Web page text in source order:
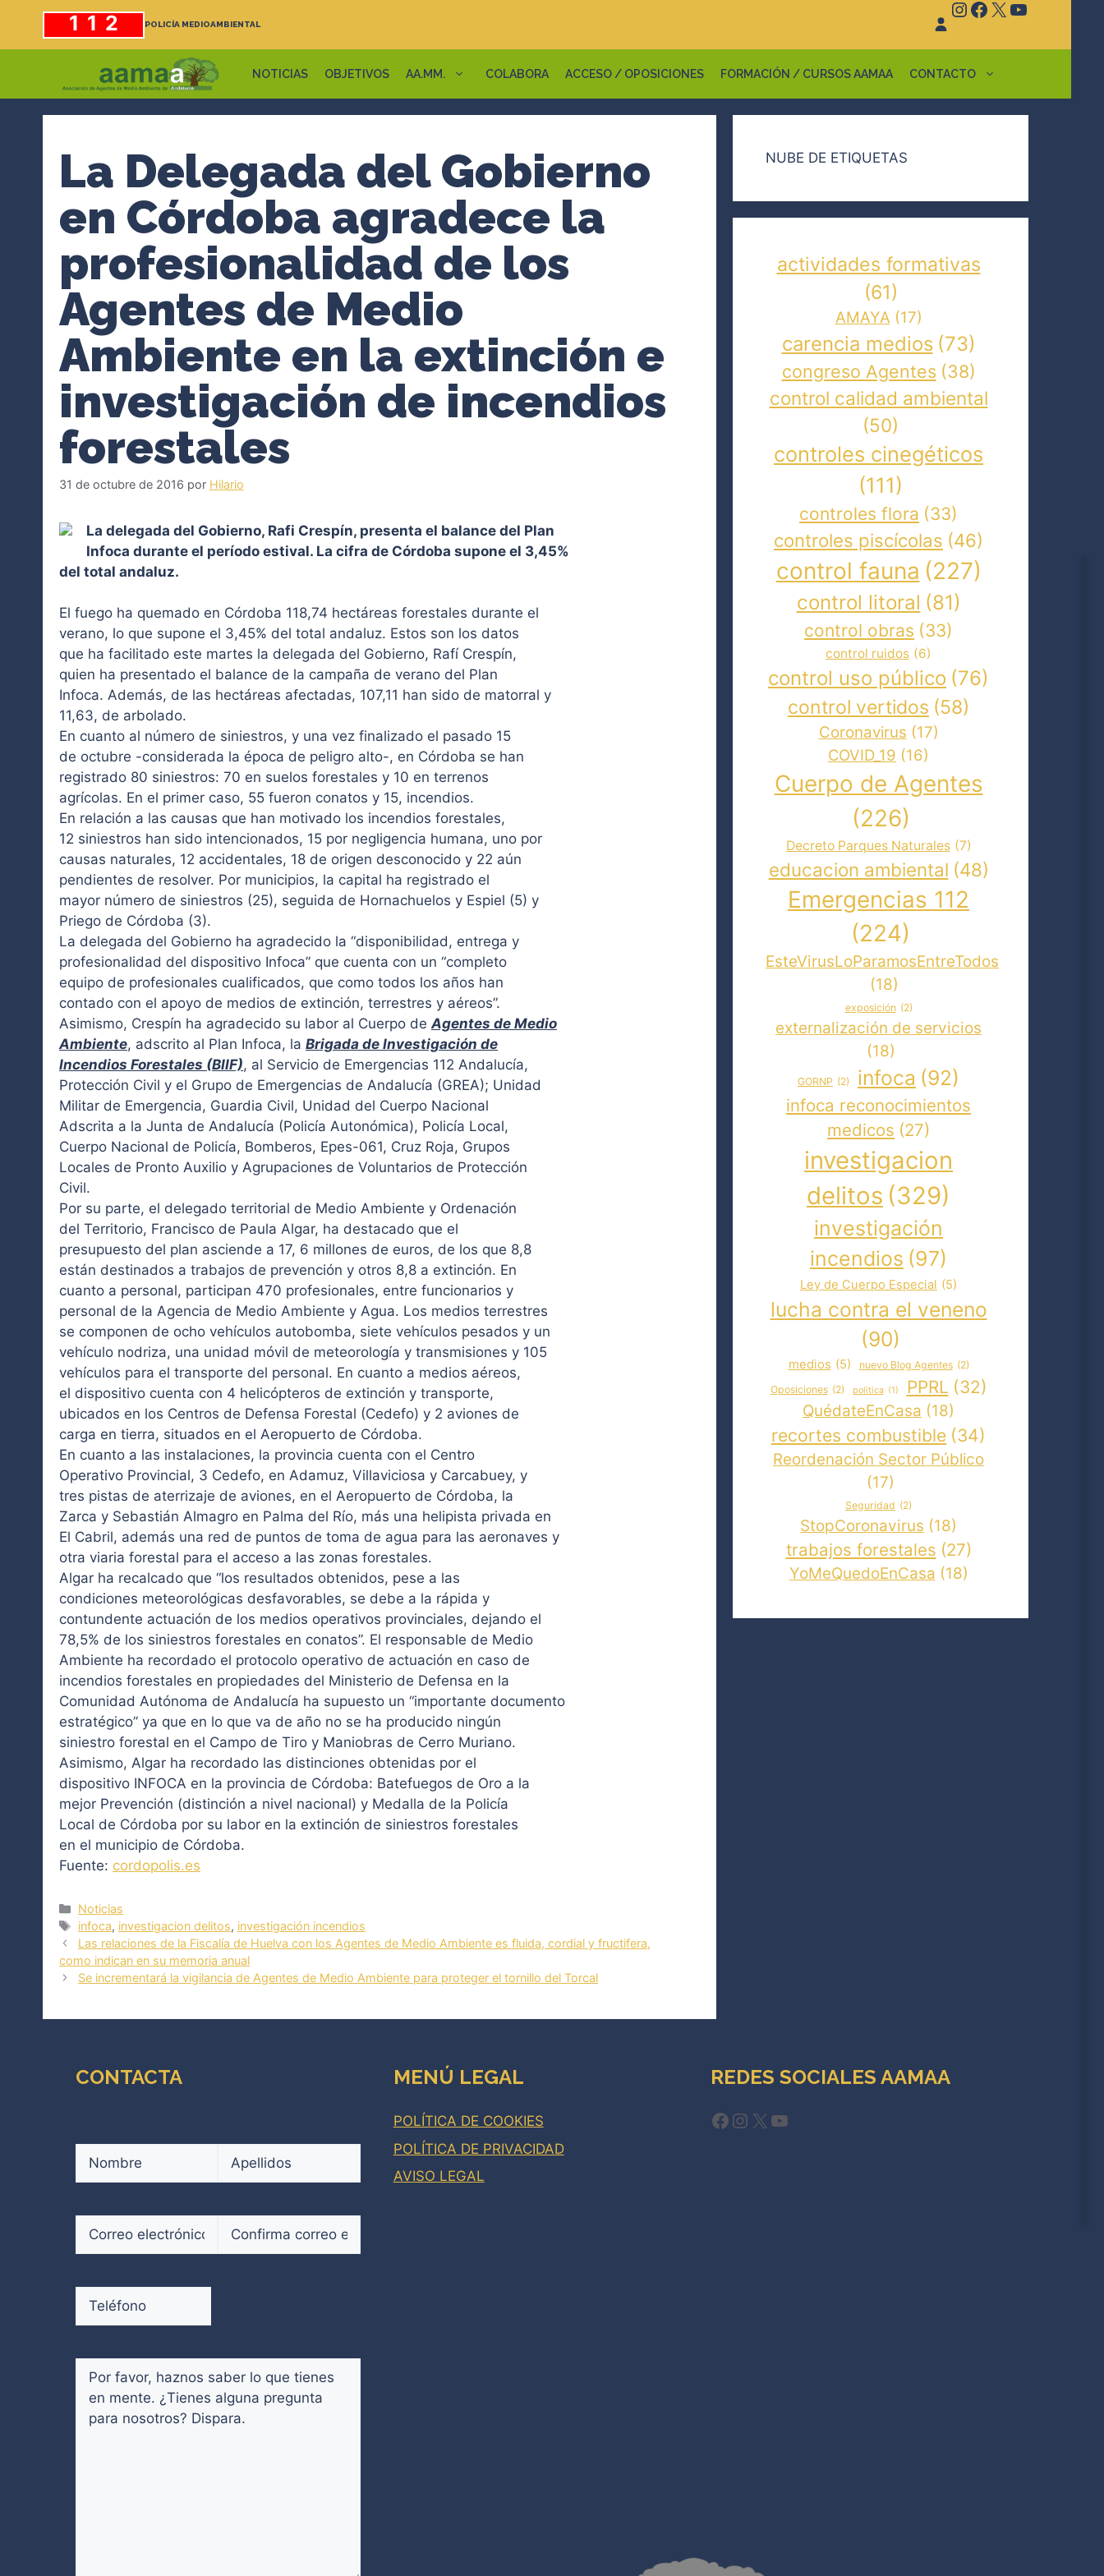
contenido
112 POLICÍA MEDIOAMBIENTAL
Instagram
Facebook
X YouTube
NOTICIAS OBJETIVOS AA.MM. COLABORA ACCESO / OPOSICIONES FORMACIÓN / CURSOS AAMAA CONTACTO
La Delegada del Gobierno
en Córdoba agradece la
profesionalidad de los
Agentes de Medio
Ambiente en la extinción e
investigación de incendios
forestales
31 de octubre de 2016 por Hilario
La delegada del Gobierno, Rafi Crespín, presenta el balance del Plan
Infoca durante el período estival. La cifra de Córdoba supone el 3,45%
del total andaluz.
El fuego ha quemado en Córdoba 118,74 hectáreas forestales durante el
verano, lo que supone el 3,45% del total andaluz. Estos son los datos
que ha facilitado este martes la delegada del Gobierno, Rafí Crespín,
quien ha presentado el balance de la campaña de verano del Plan
Infoca. Además, de las hectáreas afectadas, 107,11 han sido de matorral y
11,63, de arbolado.
En cuanto al número de siniestros, y una vez finalizado el pasado 15
de octubre -considerada la época de peligro alto-, en Córdoba se han
registrado 80 siniestros: 70 en suelos forestales y 10 en terrenos
agrícolas. En el primer caso, 55 fueron conatos y 15, incendios.
En relación a las causas que han motivado los incendios forestales,
12 siniestros han sido intencionados, 15 por negligencia humana, uno por
causas naturales, 12 accidentales, 18 de origen desconocido y 22 aún
pendientes de resolver. Por municipios, la capital ha registrado el
mayor número de siniestros (25), seguida de Hornachuelos y Espiel (5) y
Priego de Córdoba (3).
La delegada del Gobierno ha agradecido la “disponibilidad, entrega y
profesionalidad del dispositivo Infoca” que cuenta con un “completo
equipo de profesionales cualificados, que como todos los años han
contado con el apoyo de medios de extinción, terrestres y aéreos”.
Asimismo, Crespín ha agradecido su labor al Cuerpo deAgentes de Medio
Ambiente, adscrito al Plan Infoca, la Brigada de Investigación de
Incendios Forestales (BIIF), al Servicio de Emergencias 112 Andalucía,
Protección Civil y el Grupo de Emergencias de Andalucía (GREA); Unidad
Militar de Emergencia, Guardia Civil, Unidad del Cuerpo Nacional
Adscrita a la Junta de Andalucía (Policía Autonómica), Policía Local,
Cuerpo Nacional de Policía, Bomberos, Epes-061, Cruz Roja, Grupos
Locales de Pronto Auxilio y Agrupaciones de Voluntarios de Protección
Civil.
Por su parte, el delegado territorial de Medio Ambiente y Ordenación
del Territorio, Francisco de Paula Algar, ha destacado que el
presupuesto del plan asciende a 17, 6 millones de euros, de los que 8,8
están destinados a trabajos de prevención y otros 8,8 a extinción. En
cuanto a personal, participan 470 profesionales, entre funcionarios y
personal de la Agencia de Medio Ambiente y Agua. Los medios terrestres
se componen de ocho vehículos autobomba, siete vehículos pesados y un
vehículo nodriza, una unidad móvil de meteorología y transmisiones y 105
vehículos para el transporte del personal. En cuanto a medios aéreos,
el dispositivo cuenta con 4 helicópteros de extinción y transporte,
ubicados en los Centros de Defensa Forestal (Cedefo) y 2 aviones de
carga en tierra, situados en el Aeropuerto de Córdoba.
En cuanto a las instalaciones, la provincia cuenta con el Centro
Operativo Provincial, 3 Cedefo, en Adamuz, Villaviciosa y Carcabuey, y
tres pistas de aterrizaje de aviones, en el Aeropuerto de Córdoba, la
Zarca y Sebastián Almagro en Palma del Río, más una helipista privada en
El Cabril, además una red de puntos de toma de agua para las aeronaves y
otra viaria forestal para el acceso a las zonas forestales.
Algar ha recalcado que “los resultados obtenidos, pese a las
condiciones meteorológicas desfavorables, se debe a la rápida y
contundente actuación de los medios operativos provinciales, dejando el
78,5% de los siniestros forestales en conatos”. El responsable de Medio
Ambiente ha recordado el protocolo operativo de actuación en caso de
incendios forestales en propiedades del Ministerio de Defensa en la
Comunidad Autónoma de Andalucía ha supuesto un “importante documento
estratégico” ya que en lo que va de año no se ha producido ningún
siniestro forestal en el Campo de Tiro y Maniobras de Cerro Muriano.
Asimismo, Algar ha recordado las distinciones obtenidas por el
dispositivo INFOCA en la provincia de Córdoba: Batefuegos de Oro a la
mejor Prevención (distinción a nivel nacional) y Medalla de la Policía
Local de Córdoba por su labor en la extinción de siniestros forestales
en el municipio de Córdoba.
Fuente: cordopolis.es
Categorías
Noticias
Etiquetas
infoca, investigacion delitos, investigación incendios
Las relaciones de la Fiscalía de Huelva con los Agentes de Medio Ambiente es fluida, cordial y fructifera,
como indican en su memoria anual
Se incrementará la vigilancia de Agentes de Medio Ambiente para proteger el tornillo del Torcal
NUBE DE ETIQUETAS
actividades formativas
(61)
AMAYA (17)
carencia medios (73)
congreso Agentes (38)
control calidad ambiental
(50)
controles cinegéticos
(111)
controles flora (33)
controles piscícolas (46)
control fauna (227)
control litoral (81)
control obras (33)
control ruidos (6)
control uso público (76)
control vertidos (58)
Coronavirus (17)
COVID_19 (16)
Cuerpo de Agentes
(226)
Decreto Parques Naturales (7)
educacion ambiental (48)
Emergencias 112
(224)
EsteVirusLoParamosEntreTodos
(18)
exposición (2)
externalización de servicios
(18)
GORNP (2) infoca (92)
infoca reconocimientos
medicos (27)
investigacion
delitos (329)
investigación
incendios (97)
Ley de Cuerpo Especial (5)
lucha contra el veneno
(90)
medios (5) nuevo Blog Agentes (2)
Oposiciones (2) politica (1) PPRL (32)
QuédateEnCasa (18)
recortes combustible (34)
Reordenación Sector Público
(17)
Seguridad (2)
StopCoronavirus (18)
trabajos forestales (27)
YoMeQuedoEnCasa (18)
CONTACTA
Nombre
Correo
electrónico
(Obligatorio)
un
email
Teléfono
Comentarios (Obligatorio)
MENÚ LEGAL
POLÍTICA DE COOKIES
POLÍTICA DE PRIVACIDAD
AVISO LEGAL
REDES SOCIALES AAMAA
Facebook
Instagram
X YouTube